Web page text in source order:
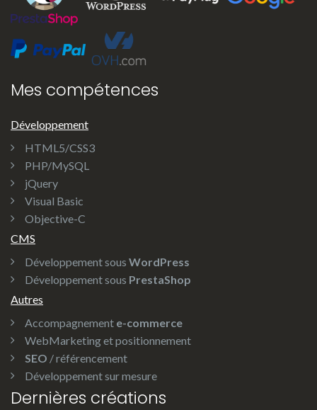
Mes compétences
Développement
HTML5/CSS3
PHP/MySQL
jQuery
Visual Basic
Objective-C
CMS
Développement sous WordPress
Développement sous PrestaShop
Autres
Accompagnement e-commerce
WebMarketing et positionnement
SEO / référencement
Développement sur mesure
Dernières créations